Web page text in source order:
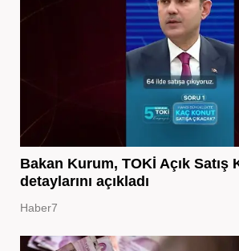
Bakan Kurum, TOKİ Açık Satış
detaylarını açıkladı
Haber7